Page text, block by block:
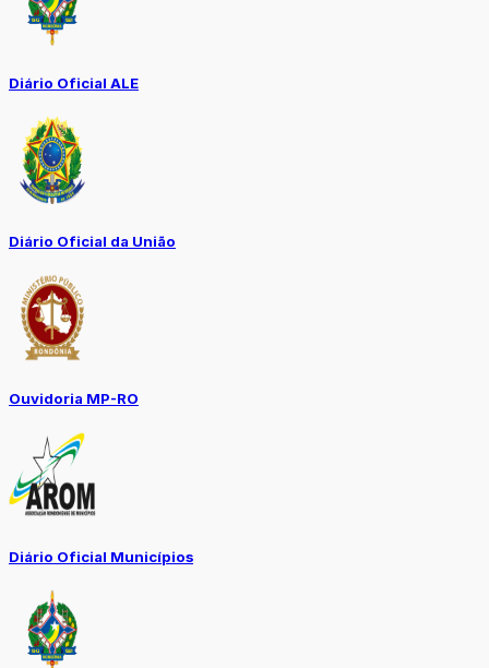
Diário Oficial ALE
Diário Oficial da União
Ouvidoria MP-RO
Diário Oficial Municípios